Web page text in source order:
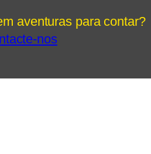
aventuras para contar?
nos